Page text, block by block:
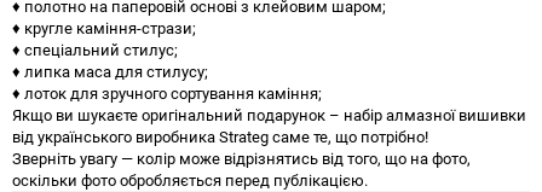
♦ полотно на паперовій основі з клейовим шаром;
♦ кругле каміння-стрази;
♦ спеціальний стилус;
♦ липка маса для стилусу;
♦ лоток для зручного сортування каміння;
Якщо ви шукаєте оригінальний подарунок – набір алмазної вишивки
від українського виробника Strateg саме те, що потрібно!
Зверніть увагу — колір може відрізнятись від того, що на фото,
оскільки фото обробляється перед публікацією.